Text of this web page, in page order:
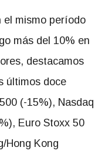
el mismo período
más del 10% en
destacamos
últimos doce
(-15%), Nasdaq
Euro Stoxx 50
Hong Kong